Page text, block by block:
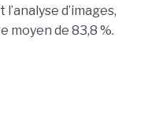
d’images,
moyen de 83,8 %.